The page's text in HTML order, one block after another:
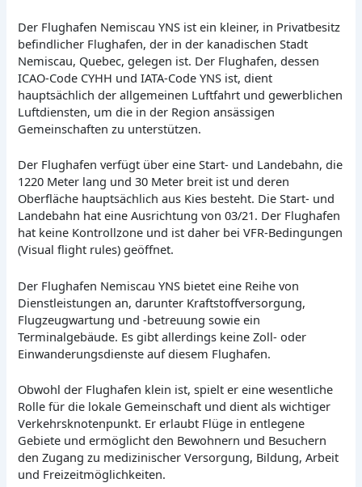
Der Flughafen Nemiscau YNS ist ein kleiner, in Privatbesitz
befindlicher Flughafen, der in der kanadischen Stadt
Nemiscau, Quebec, gelegen ist. Der Flughafen, dessen
ICAO-Code CYHH und IATA-Code YNS ist, dient
hauptsächlich der allgemeinen Luftfahrt und gewerblichen
Luftdiensten, um die in der Region ansässigen
Gemeinschaften zu unterstützen.
Der Flughafen verfügt über eine Start- und Landebahn, die
1220 Meter lang und 30 Meter breit ist und deren
Oberfläche hauptsächlich aus Kies besteht. Die Start- und
Landebahn hat eine Ausrichtung von 03/21. Der Flughafen
hat keine Kontrollzone und ist daher bei VFR-Bedingungen
(Visual flight rules) geöffnet.
Der Flughafen Nemiscau YNS bietet eine Reihe von
Dienstleistungen an, darunter Kraftstoffversorgung,
Flugzeugwartung und -betreuung sowie ein
Terminalgebäude. Es gibt allerdings keine Zoll- oder
Einwanderungsdienste auf diesem Flughafen.
Obwohl der Flughafen klein ist, spielt er eine wesentliche
Rolle für die lokale Gemeinschaft und dient als wichtiger
Verkehrsknotenpunkt. Er erlaubt Flüge in entlegene
Gebiete und ermöglicht den Bewohnern und Besuchern
den Zugang zu medizinischer Versorgung, Bildung, Arbeit
und Freizeitmöglichkeiten.